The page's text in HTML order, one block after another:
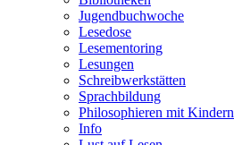
Jugendbuchwoche
Lesedose
Lesementoring
Lesungen
Schreibwerkstätten
Sprachbildung
Philosophieren mit Kindern
Info